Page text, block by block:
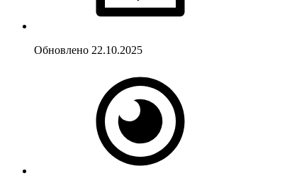
Обновлено 22.10.2025